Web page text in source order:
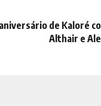
de Kaloré
Althair e